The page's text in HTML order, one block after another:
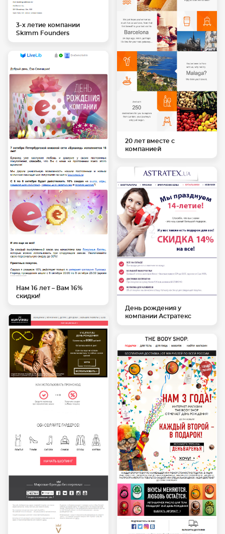
3-х летие компании
Skimm Founders
Нам 16 лет – Вам 16%
скидки!
20 лет вместе с
компанией
День рождения у
компании Астратекс